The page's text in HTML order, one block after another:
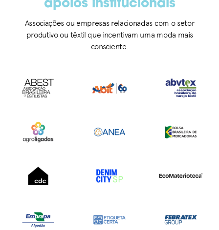
apoios institucionais
Associações ou empresas relacionadas com o setor
produtivo ou têxtil que incentivam uma moda mais
consciente.